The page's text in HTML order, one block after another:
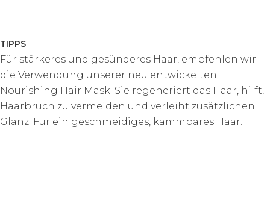
TIPPS
Für stärkeres und gesünderes Haar, empfehlen wir
die Verwendung unserer neu entwickelten
Nourishing Hair Mask. Sie regeneriert das Haar, hilft,
Haarbruch zu vermeiden und verleiht zusätzlichen
Glanz. Für ein geschmeidiges, kämmbares Haar.